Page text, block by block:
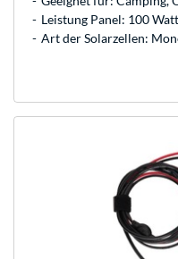
Leistung Panel: 100 Watt
Art der Solarzellen: